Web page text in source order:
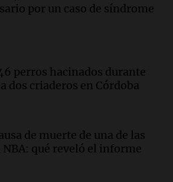
Rural de Bulaya con
para toda la familia
casa del estudiante para
la región
por un caso de síndrome
perros hacinados durante
dos criaderos en Córdoba
de muerte de una de las
NBA: qué reveló el informe